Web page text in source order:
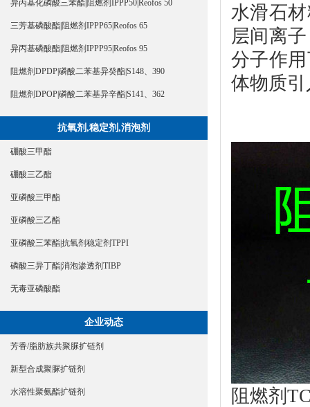
异丙基化磷酸三苯酯|阻燃剂IPPP50|Reofos 50
三芳基磷酸酯|阻燃剂IPPP65|Reofos 65
异丙基磷酸酯|阻燃剂IPPP95|Reofos 95
阻燃剂DPDP|磷酸二苯基异癸酯|S148、390
阻燃剂DPOP|磷酸二苯基异辛酯|S141、362
抗氧剂,稳定剂,消泡剂
硼酸三甲酯
硼酸三乙酯
亚磷酸三甲酯
亚磷酸三乙酯
亚磷酸三苯酯|抗氧剂稳定剂TPPI
磷酸三异丁酯|消泡渗透剂TIBP
无毒亚磷酸酯
企业动态
芳香/脂肪族共聚脲扩链剂
新型合成聚脲扩链剂
水溶性聚氨酯扩链剂
水滑石
层间离
分子作
体物质
阻燃剂